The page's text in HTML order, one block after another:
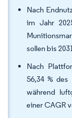
Nach
im Jahr
sollen bis
Nach
56,34 % des
während
einer CAGR